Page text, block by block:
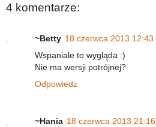
4 komentarze:
~Betty 18 czerwca 2013 12:43
Wspaniale to wygląda :)
Nie ma wersji potrójnej?
Odpowiedz
~Hania 18 czerwca 2013 21:16